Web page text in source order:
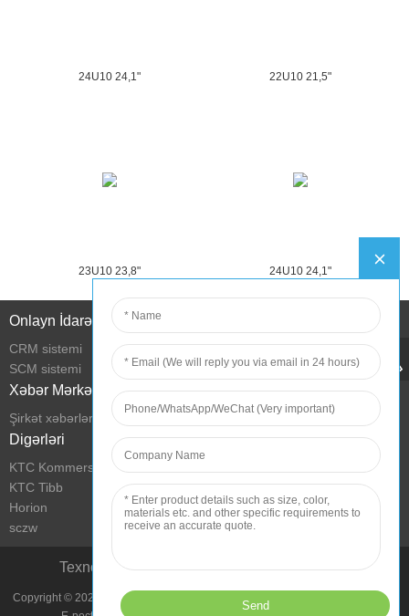
24U10 24,1" 22U10 21,5"
23U10 23,8" 24U10 24,1"
Onlayn İdarəetmə
CRM sistemi
SCM sistemi
Xəbər Mərkəzi
Şirkət xəbərləri
Digərləri
KTC Kommersiya Ekranı
KTC Tibb
Horion
sczw
Texnologiya ilə yaşayış şəraitini yaxşılaşdırın
Copyright © 2022 Shenzhen KTC Technology Group Bütün hüquqlar qorunur.